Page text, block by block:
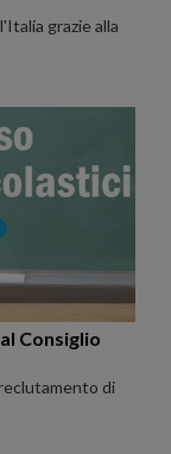
grazie alla
Consiglio
di